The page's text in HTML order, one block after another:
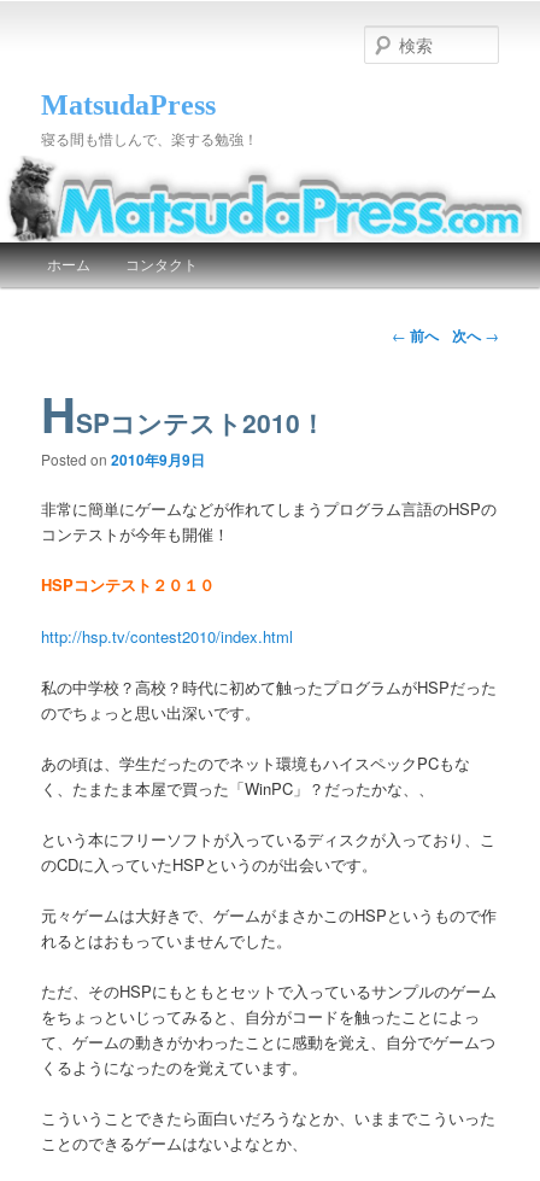
MatsudaPress
寝る間も惜しんで、楽する勉強！
索
メインメニュー
メインコンテンツへ移動
サブコンテンツへ移動
ホーム コンタクト
← 前へ 次へ→
HSPコンテスト2010！
Posted on2010年9月9日
非常に簡単にゲームなどが作れてしまうプログラム言語のHSPの
コンテストが今年も開催！
HSPコンテスト２０１０
http://hsp.tv/contest2010/index.html
私の中学校？高校？時代に初めて触ったプログラムがHSPだった
のでちょっと思い出深いです。
あの頃は、学生だったのでネット環境もハイスペックPCもな
く、たまたま本屋で買った「WinPC」？だったかな、、
という本にフリーソフトが入っているディスクが入っており、こ
のCDに入っていたHSPというのが出会いです。
元々ゲームは大好きで、ゲームがまさかこのHSPというもので作
れるとはおもっていませんでした。
ただ、そのHSPにもともとセットで入っているサンプルのゲーム
をちょっといじってみると、自分がコードを触ったことによっ
て、ゲームの動きがかわったことに感動を覚え、自分でゲームつ
くるようになったのを覚えています。
こういうことできたら面白いだろうなとか、いままでこういった
ことのできるゲームはないよなとか、